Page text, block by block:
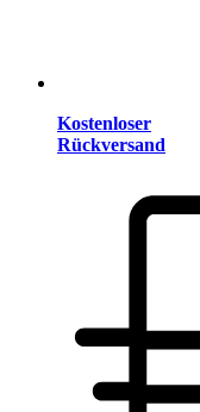
Kostenloser
Rückversand